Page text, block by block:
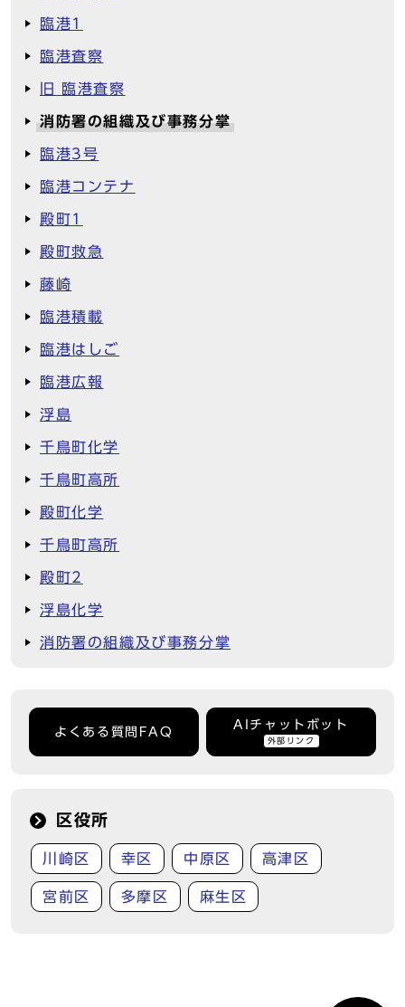
臨港1
臨港査察
旧 臨港査察
消防署の組織及び事務分掌
臨港3号
臨港コンテナ
殿町1
殿町救急
藤崎
臨港積載
臨港はしご
臨港広報
浮島
千鳥町化学
千鳥町高所
殿町化学
千鳥町高所
殿町2
浮島化学
消防署の組織及び事務分掌
よくある質問FAQ
AIチャットボット
外部リンク
区役所
川崎区 幸区 中原区 高津区
宮前区 多摩区 麻生区